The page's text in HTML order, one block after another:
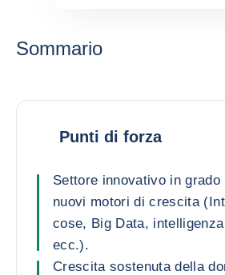
Sommario
Punti di forza
Settore innovativo in grado
nuovi motori di crescita
cose, Big Data,
ecc.).
Crescita sostenuta della